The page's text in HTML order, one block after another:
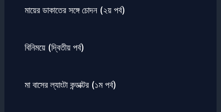
মায়ের ডাকাতের সঙ্গে চোদন (২য় পর্ব)
বিনিময়ে (দ্বিতীয় পর্ব)
মা বাসের ল্যাংটা কন্ডাক্টর (১ম পর্ব)